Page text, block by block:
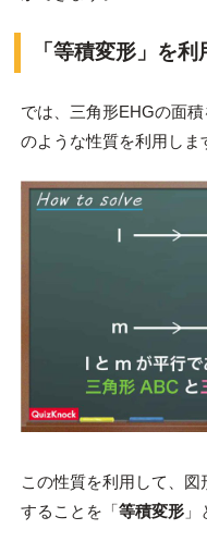
「等積変形」を利
では、三角形EHGの面
のような性質を利用しま
この性質を利用して、
することを「等積変形」